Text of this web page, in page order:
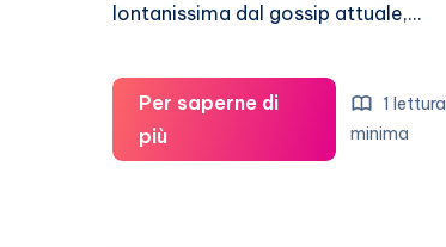
lontanissima dal gossip attuale,…
Per saperne di
piùVeronica
Lario,
1 lettura
minima